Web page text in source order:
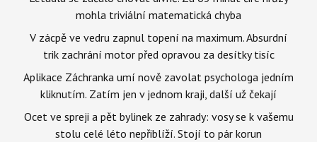
mohla triviální matematická chyba
V zácpě ve vedru zapnul topení na maximum. Absurdní
trik zachrání motor před opravou za desítky tisíc
Aplikace Záchranka umí nově zavolat psychologa jedním
kliknutím. Zatím jen v jednom kraji, další už čekají
Ocet ve spreji a pět bylinek ze zahrady: vosy se k vašemu
stolu celé léto nepřiblíží. Stojí to pár korun